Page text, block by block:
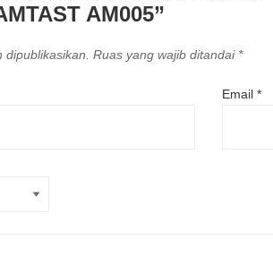
AM005”
Ruas yang wajib ditandai *
Email *